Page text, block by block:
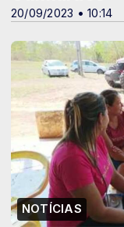
20/09/2023 • 10:14
NOTÍCIAS